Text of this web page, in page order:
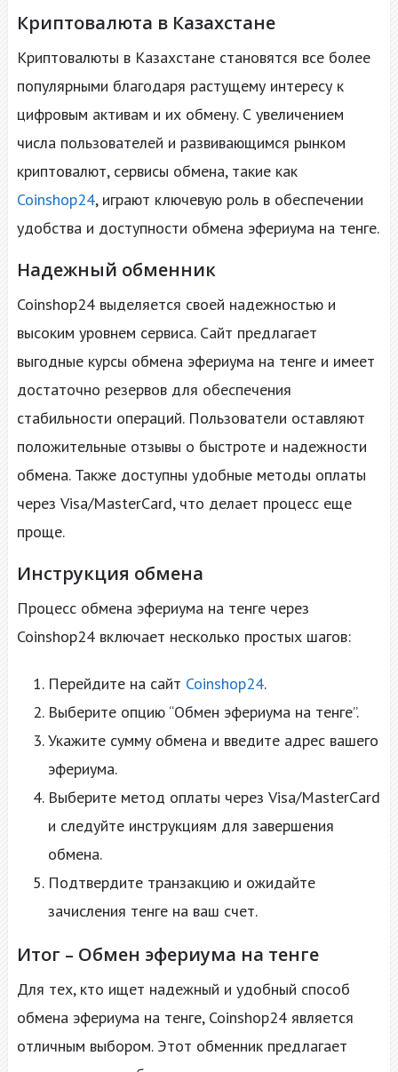
Криптовалюта в Казахстане
Криптовалюты в Казахстане становятся все более
популярными благодаря растущему интересу к
цифровым активам и их обмену. С увеличением
числа пользователей и развивающимся рынком
криптовалют, сервисы обмена, такие как
Coinshop24, играют ключевую роль в обеспечении
удобства и доступности обмена эфериума на тенге.
Надежный обменник
Coinshop24 выделяется своей надежностью и
высоким уровнем сервиса. Сайт предлагает
выгодные курсы обмена эфериума на тенге и имеет
достаточно резервов для обеспечения
стабильности операций. Пользователи оставляют
положительные отзывы о быстроте и надежности
обмена. Также доступны удобные методы оплаты
через Visa/MasterCard, что делает процесс еще
проще.
Инструкция обмена
Процесс обмена эфериума на тенге через
Coinshop24 включает несколько простых шагов:
Перейдите на сайт Coinshop24.
Выберите опцию “Обмен эфериума на тенге”.
Укажите сумму обмена и введите адрес вашего
эфериума.
Выберите метод оплаты через Visa/MasterCard
и следуйте инструкциям для завершения
обмена.
Подтвердите транзакцию и ожидайте
зачисления тенге на ваш счет.
Итог – Обмен эфериума на тенге
Для тех, кто ищет надежный и удобный способ
обмена эфериума на тенге, Coinshop24 является
отличным выбором. Этот обменник предлагает